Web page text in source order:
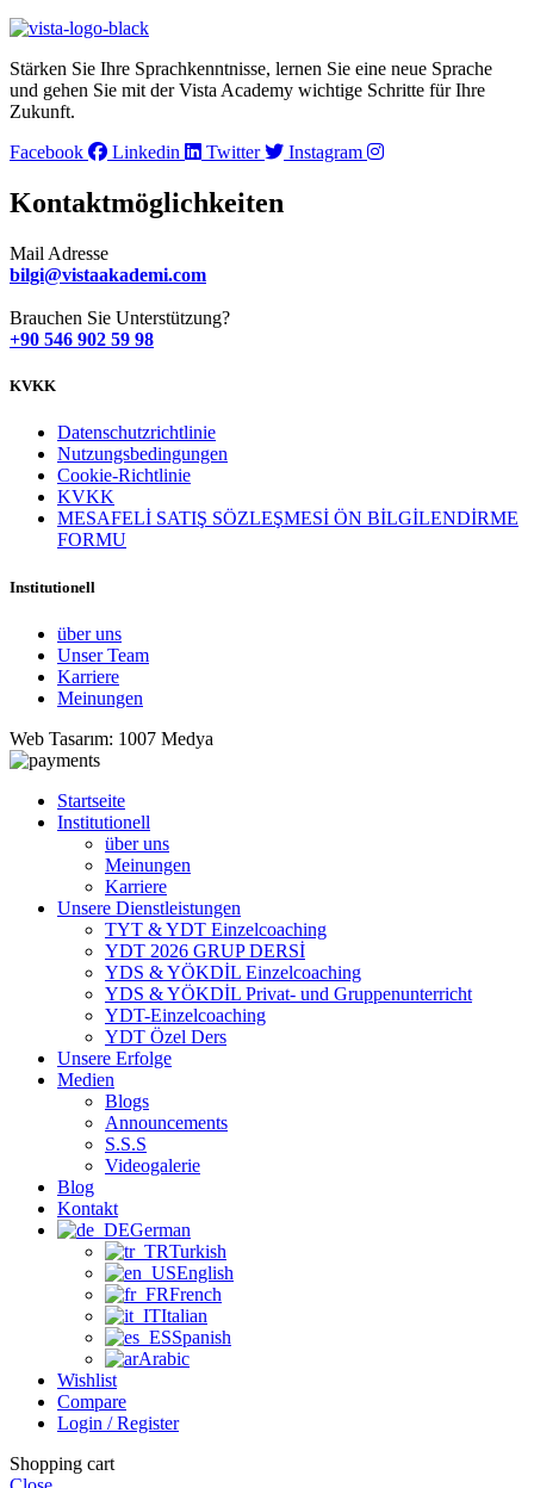
Stärken Sie Ihre Sprachkenntnisse, lernen Sie eine neue Sprache
und gehen Sie mit der Vista Academy wichtige Schritte für Ihre
Zukunft.
Facebook
Linkedin Twitter Instagram
Kontaktmöglichkeiten
Mail Adresse
bilgi@vistaakademi.com
Brauchen Sie Unterstützung?
+90 546 902 59 98
KVKK
Datenschutzrichtlinie
Nutzungsbedingungen
Cookie-Richtlinie
KVKK
MESAFELİ SATIŞ SÖZLEŞMESİ ÖN BİLGİLENDİRME
FORMU
Institutionell
über uns
Unser Team
Karriere
Meinungen
Web Tasarım: 1007 Medya
Startseite
Institutionell
über uns
Meinungen
Karriere
Unsere Dienstleistungen
TYT & YDT Einzelcoaching
YDT 2026 GRUP DERSİ
YDS & YÖKDİL Einzelcoaching
YDS & YÖKDİL Privat- und Gruppenunterricht
YDT-Einzelcoaching
YDT Özel Ders
Unsere Erfolge
Medien
Blogs
Announcements
S.S.S
Videogalerie
Blog
Kontakt
German
Turkish
English
French
Italian
Spanish
Arabic
Wishlist
Compare
Login / Register
Shopping cart